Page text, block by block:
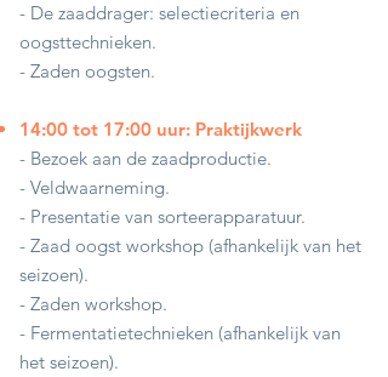
- De zaaddrager: selectiecriteria en
oogsttechnieken.
- Zaden oogsten.
14:00 tot 17:00 uur: Praktijkwerk
- Bezoek aan de zaadproductie.
- Veldwaarneming.
- Presentatie van sorteerapparatuur.
- Zaad oogst workshop (afhankelijk van het
seizoen).
- Zaden workshop.
- Fermentatietechnieken (afhankelijk van
het seizoen).